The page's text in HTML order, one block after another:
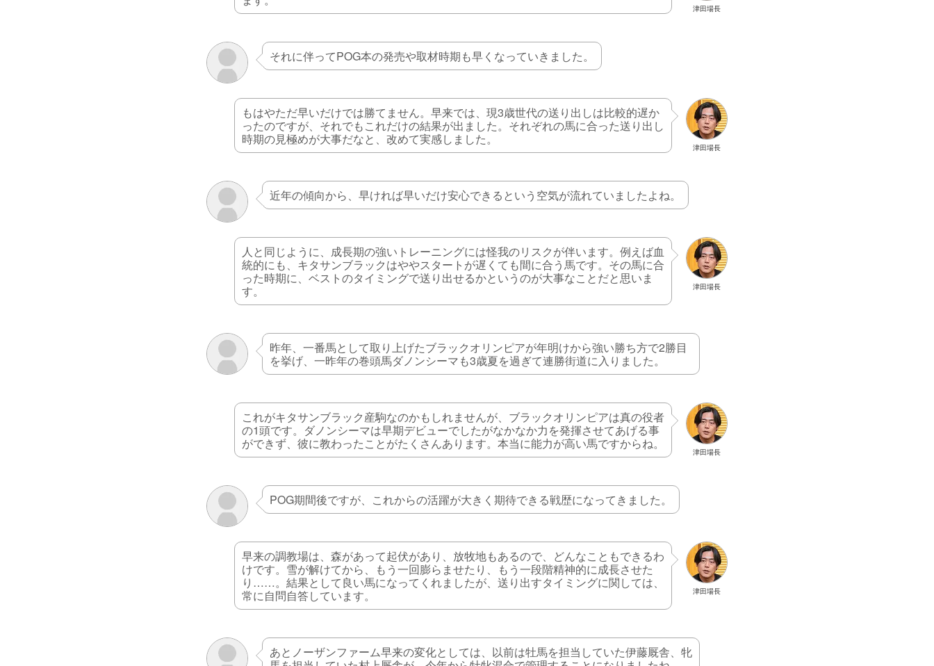
津田場長
それに伴ってPOG本の発売や取材時期も早くなっていきました。
津田場長
もはやただ早いだけでは勝てません。早来では、現3歳世代の送り出しは比較的遅か
ったのですが、それでもこれだけの結果が出ました。それぞれの馬に合った送り出し
時期の見極めが大事だなと、改めて実感しました。
近年の傾向から、早ければ早いだけ安心できるという空気が流れていましたよね。
津田場長
人と同じように、成長期の強いトレーニングには怪我のリスクが伴います。例えば血
統的にも、キタサンブラックはややスタートが遅くても間に合う馬です。その馬に合
った時期に、ベストのタイミングで送り出せるかというのが大事なことだと思いま
す。
昨年、一番馬として取り上げたブラックオリンピアが年明けから強い勝ち方で2勝目
を挙げ、一昨年の巻頭馬ダノンシーマも3歳夏を過ぎて連勝街道に入りました。
津田場長
これがキタサンブラック産駒なのかもしれませんが、ブラックオリンピアは真の役者
の1頭です。ダノンシーマは早期デビューでしたがなかなか力を発揮させてあげる事
ができず、彼に教わったことがたくさんあります。本当に能力が高い馬ですからね。
POG期間後ですが、これからの活躍が大きく期待できる戦歴になってきました。
津田場長
早来の調教場は、森があって起伏があり、放牧地もあるので、どんなこともできるわ
けです。雪が解けてから、もう一回膨らませたり、もう一段階精神的に成長させた
り……。結果として良い馬になってくれましたが、送り出すタイミングに関しては、
常に自問自答しています。
あとノーザンファーム早来の変化としては、以前は牡馬を担当していた伊藤厩舎、牝